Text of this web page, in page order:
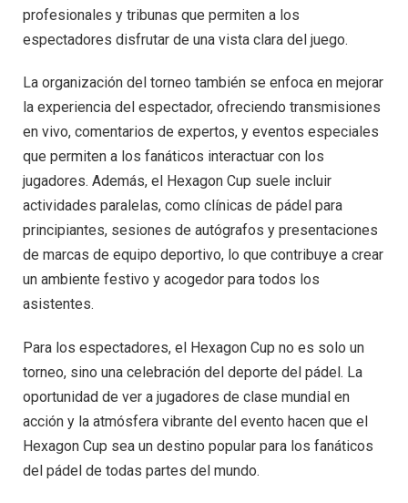
profesionales y tribunas que permiten a los
espectadores disfrutar de una vista clara del juego.
La organización del torneo también se enfoca en mejorar
la experiencia del espectador, ofreciendo transmisiones
en vivo, comentarios de expertos, y eventos especiales
que permiten a los fanáticos interactuar con los
jugadores. Además, el Hexagon Cup suele incluir
actividades paralelas, como clínicas de pádel para
principiantes, sesiones de autógrafos y presentaciones
de marcas de equipo deportivo, lo que contribuye a crear
un ambiente festivo y acogedor para todos los
asistentes.
Para los espectadores, el Hexagon Cup no es solo un
torneo, sino una celebración del deporte del pádel. La
oportunidad de ver a jugadores de clase mundial en
acción y la atmósfera vibrante del evento hacen que el
Hexagon Cup sea un destino popular para los fanáticos
del pádel de todas partes del mundo.